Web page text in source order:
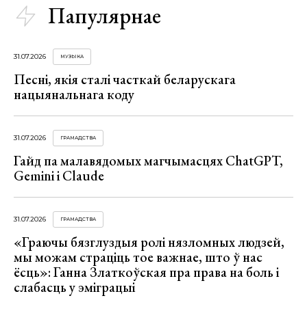
Папулярнае
31.07.2026 МУЗЫКА
Песні, якія сталі часткай беларускага
нацыянальнага коду
31.07.2026 ГРАМАДСТВА
Гайд па малавядомых магчымасцях ChatGPT,
Gemini і Claude
31.07.2026 ГРАМАДСТВА
«Граючы бязглуздыя ролі нязломных людзей,
мы можам страціць тое важнае, што ў нас
ёсць»: Ганна Златкоўская пра права на боль і
слабасць у эміграцыі